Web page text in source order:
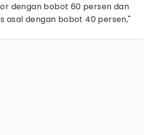
dengan bobot 60 persen dan
asal dengan bobot 40 persen,"